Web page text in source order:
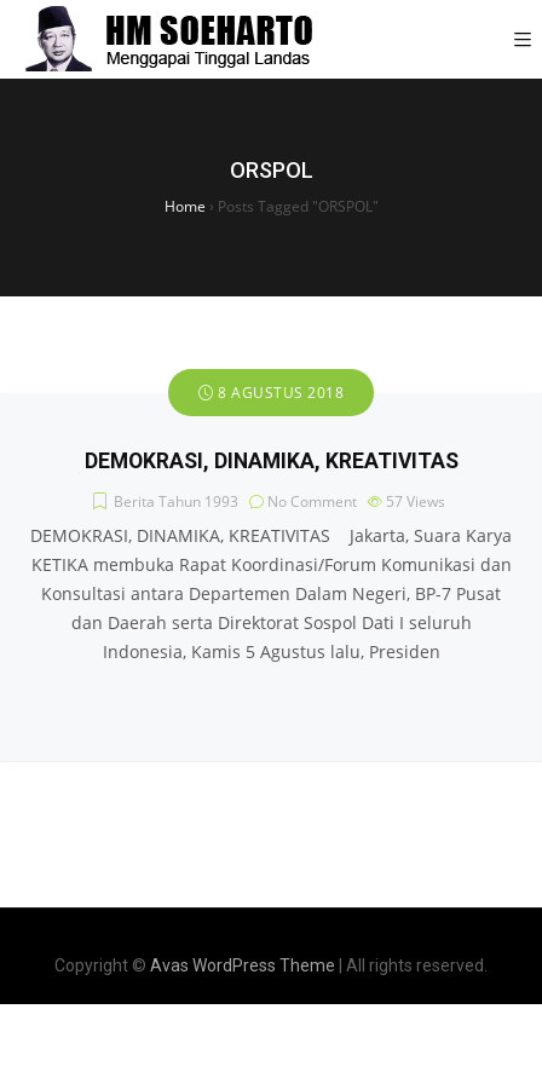
ORSPOL
Home › Posts Tagged "ORSPOL"
8 AGUSTUS 2018
DEMOKRASI, DINAMIKA, KREATIVITAS
Berita Tahun 1993 No Comment 57 Views
DEMOKRASI, DINAMIKA, KREATIVITAS Jakarta, Suara Karya
KETIKA membuka Rapat Koordinasi/Forum Komunikasi dan
Konsultasi antara Departemen Dalam Negeri, BP-7 Pusat
dan Daerah serta Direktorat Sospol Dati I seluruh
Indonesia, Kamis 5 Agustus lalu, Presiden
Copyright © Avas WordPress Theme | All rights reserved.